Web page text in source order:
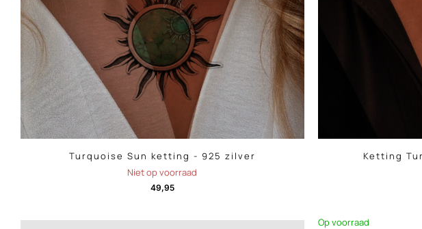
Turquoise Sun ketting - 925 zilver
Niet op voorraad
49,95
Ketting
Op voorraad